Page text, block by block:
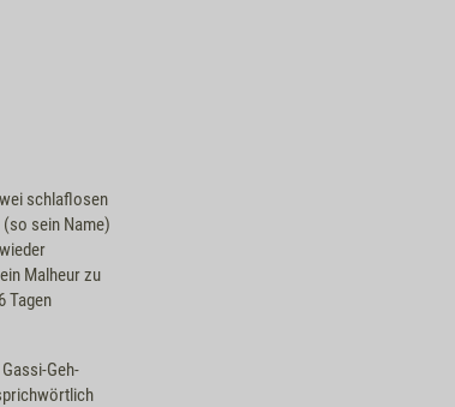
schlaflosen
sein Name)
Malheur zu
Tagen
Geh-